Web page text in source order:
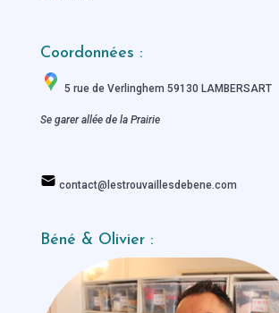
Coordonnées :
5 rue de Verlinghem 59130 LAMBERSART
Se garer allée de la Prairie
contact@lestrouvaillesdebene.com
Béné & Olivier :